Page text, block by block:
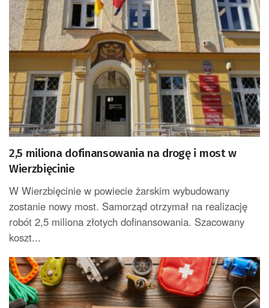
2,5 miliona dofinansowania na drogę i most w
Wierzbięcinie
W Wierzbięcinie w powiecie żarskim wybudowany
zostanie nowy most. Samorząd otrzymał na realizację
robót 2,5 miliona złotych dofinansowania. Szacowany
koszt...